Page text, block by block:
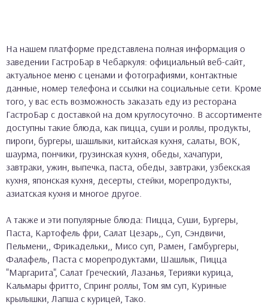
На нашем платформе представлена полная информация о
заведении ГастроБар в Чебаркуля: официальный веб-сайт,
актуальное меню с ценами и фотографиями, контактные
данные, номер телефона и ссылки на социальные сети. Кроме
того, у вас есть возможность заказать еду из ресторана
ГастроБар с доставкой на дом круглосуточно. В ассортименте
доступны такие блюда, как пицца, суши и роллы, продукты,
пироги, бургеры, шашлыки, китайская кухня, салаты, ВОК,
шаурма, пончики, грузинская кухня, обеды, хачапури,
завтраки, ужин, выпечка, паста, обеды, завтраки, узбекская
кухня, японская кухня, десерты, стейки, морепродукты,
азиатская кухня и многое другое.
А также и эти популярные блюда: Пицца, Суши, Бургеры,
Паста, Картофель фри, Салат Цезарь,, Суп, Сэндвичи,
Пельмени,, Фрикадельки,, Мисо суп, Рамен, Гамбургеры,
Фалафель, Паста с морепродуктами, Шашлык, Пицца
"Маргарита", Салат Греческий, Лазанья, Терияки курица,
Кальмары фритто, Спринг роллы, Том ям суп, Куриные
крылышки, Лапша с курицей, Тако.